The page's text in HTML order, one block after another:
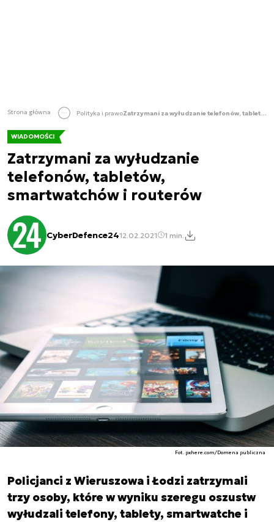
Strona główna Polityka i prawo Zatrzymani za wyłudzanie telefonów, tabletów, smartwatchów i routerów
WIADOMOŚCI
Zatrzymani za wyłudzanie
telefonów, tabletów,
smartwatchów i routerów
CyberDefence2412.02.2021 1 min.
Fot. pxhere.com/Domena publiczna
Policjanci z Wieruszowa i Łodzi zatrzymali
trzy osoby, które w wyniku szeregu oszustw
wyłudzali telefony, tablety, smartwatche i